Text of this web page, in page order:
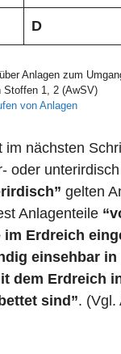
D
Anlagen zum
Stoffen 1, 2 (AwSV)
von Anlagen
im nächsten
oder
gelten
Anlagenteile
Erdreich
einsehbar in
dem Erdreich
sind”. (Vgl.